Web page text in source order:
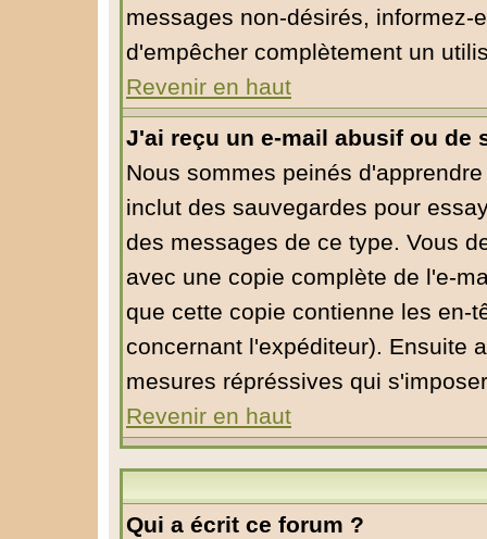
messages non-désirés, informez-
d'empêcher complètement un
Revenir en haut
J'ai reçu un e-mail abusif ou de
Nous sommes peinés
inclut des sauvegardes pour
des messages de ce type. Vous
avec une copie complète de l'e-
que cette copie contienne les en-
concernant l'expéditeur). Ensuite
mesures répréssives qui
Revenir en haut
Qui a écrit ce forum ?